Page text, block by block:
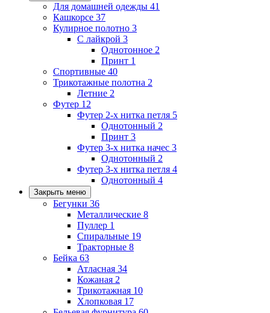
Для домашней одежды 41
Кашкорсе 37
Кулирное полотно 3
С лайкрой 3
Однотонное 2
Принт 1
Спортивные 40
Трикотажные полотна 2
Летние 2
Футер 12
Футер 2-х нитка петля 5
Однотонный 2
Принт 3
Футер 3-х нитка начес 3
Однотонный 2
Футер 3-х нитка петля 4
Однотонный 4
Закрыть меню
Бегунки 36
Металлические 8
Пуллер 1
Спиральные 19
Тракторные 8
Бейка 63
Атласная 34
Кожаная 2
Трикотажная 10
Хлопковая 17